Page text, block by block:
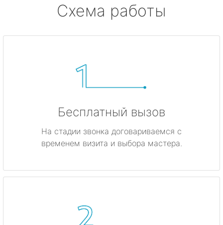
Схема работы
Бесплатный вызов
На стадии звонка договариваемся с
временем визита и выбора мастера.